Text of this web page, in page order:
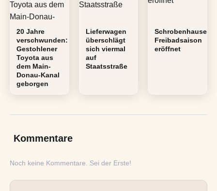
20 Jahre
verschwunden:
Gestohlener
Toyota aus
dem Main-
Donau-Kanal
geborgen
Lieferwagen
überschlägt
sich viermal
auf
Staatsstraße
Freibadsaison
eröffnet
Kommentare
Noch keine Kommentare. Sei der Erste!